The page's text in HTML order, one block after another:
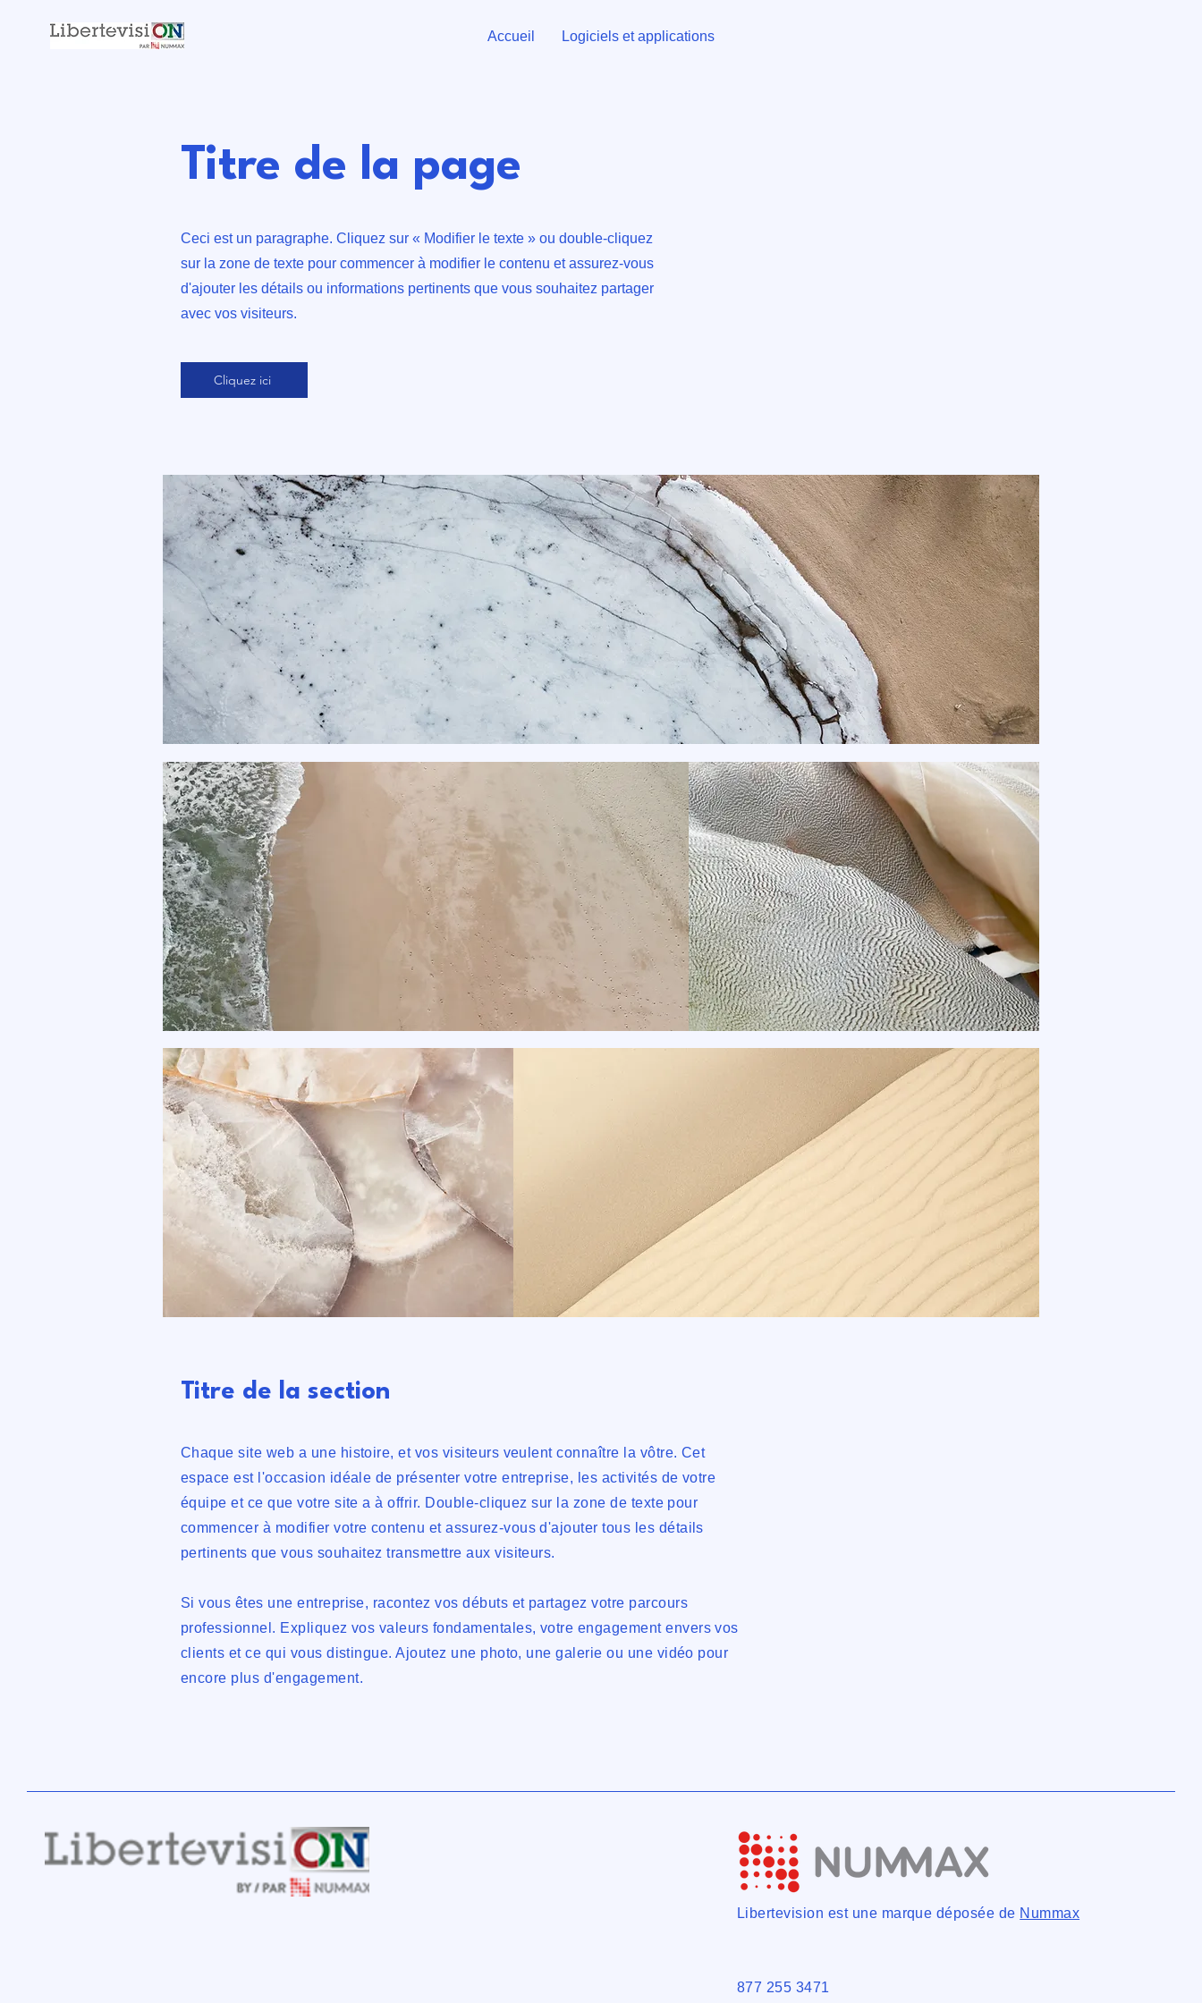
Accueil Logiciels et applications
Titre de la page
Ceci est un paragraphe. Cliquez sur « Modifier le texte » ou double-cliquez
sur la zone de texte pour commencer à modifier le contenu et assurez-vous
d'ajouter les détails ou informations pertinents que vous souhaitez partager
avec vos visiteurs.
Cliquez ici
Titre de la section
Chaque site web a une histoire, et vos visiteurs veulent connaître la vôtre. Cet
espace est l'occasion idéale de présenter votre entreprise, les activités de votre
équipe et ce que votre site a à offrir. Double-cliquez sur la zone de texte pour
commencer à modifier votre contenu et assurez-vous d'ajouter tous les détails
pertinents que vous souhaitez transmettre aux visiteurs.
Si vous êtes une entreprise, racontez vos débuts et partagez votre parcours
professionnel. Expliquez vos valeurs fondamentales, votre engagement envers vos
clients et ce qui vous distingue. Ajoutez une photo, une galerie ou une vidéo pour
encore plus d'engagement.
Libertevision est une marque déposée de Nummax
877 255 3471